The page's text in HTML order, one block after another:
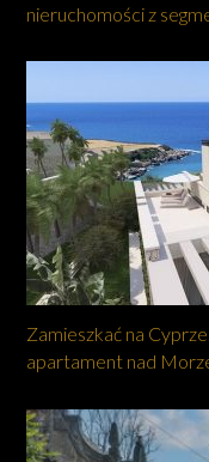
nieruchomości z
Zamieszkać na
apartament nad